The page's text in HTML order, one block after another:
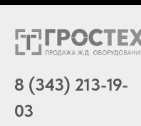
8 (343) 213-19-
03